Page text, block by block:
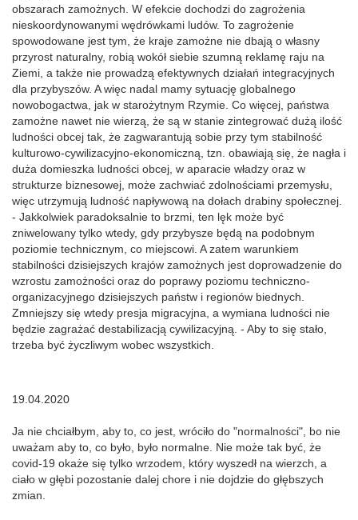
obszarach zamożnych. W efekcie dochodzi do zagrożenia
nieskoordynowanymi wędrówkami ludów. To zagrożenie
spowodowane jest tym, że kraje zamożne nie dbają o własny
przyrost naturalny, robią wokół siebie szumną reklamę raju na
Ziemi, a także nie prowadzą efektywnych działań integracyjnych
dla przybyszów. A więc nadal mamy sytuację globalnego
nowobogactwa, jak w starożytnym Rzymie. Co więcej, państwa
zamożne nawet nie wierzą, że są w stanie zintegrować dużą ilość
ludności obcej tak, że zagwarantują sobie przy tym stabilność
kulturowo-cywilizacyjno-ekonomiczną, tzn. obawiają się, że nagła i
duża domieszka ludności obcej, w aparacie władzy oraz w
strukturze biznesowej, może zachwiać zdolnościami przemysłu,
więc utrzymują ludność napływową na dołach drabiny społecznej.
- Jakkolwiek paradoksalnie to brzmi, ten lęk może być
zniwelowany tylko wtedy, gdy przybysze będą na podobnym
poziomie technicznym, co miejscowi. A zatem warunkiem
stabilności dzisiejszych krajów zamożnych jest doprowadzenie do
wzrostu zamożności oraz do poprawy poziomu techniczno-
organizacyjnego dzisiejszych państw i regionów biednych.
Zmniejszy się wtedy presja migracyjna, a wymiana ludności nie
będzie zagrażać destabilizacją cywilizacyjną. - Aby to się stało,
trzeba być życzliwym wobec wszystkich.
19.04.2020
Ja nie chciałbym, aby to, co jest, wróciło do "normalności", bo nie
uważam aby to, co było, było normalne. Nie może tak być, że
covid-19 okaże się tylko wrzodem, który wyszedł na wierzch, a
ciało w głębi pozostanie dalej chore i nie dojdzie do głębszych
zmian.